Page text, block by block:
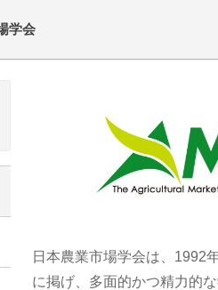
学会
日本農業市場学会は、1992
に掲げ、多面的かつ精力的